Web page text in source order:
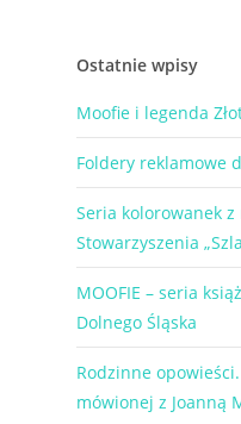
Ostatnie wpisy
Moofie i legenda
Foldery reklamowe
Seria kolorowanek
Stowarzyszenia
MOOFIE – seria
Dolnego Śląska
Rodzinne
mówionej z Joanną